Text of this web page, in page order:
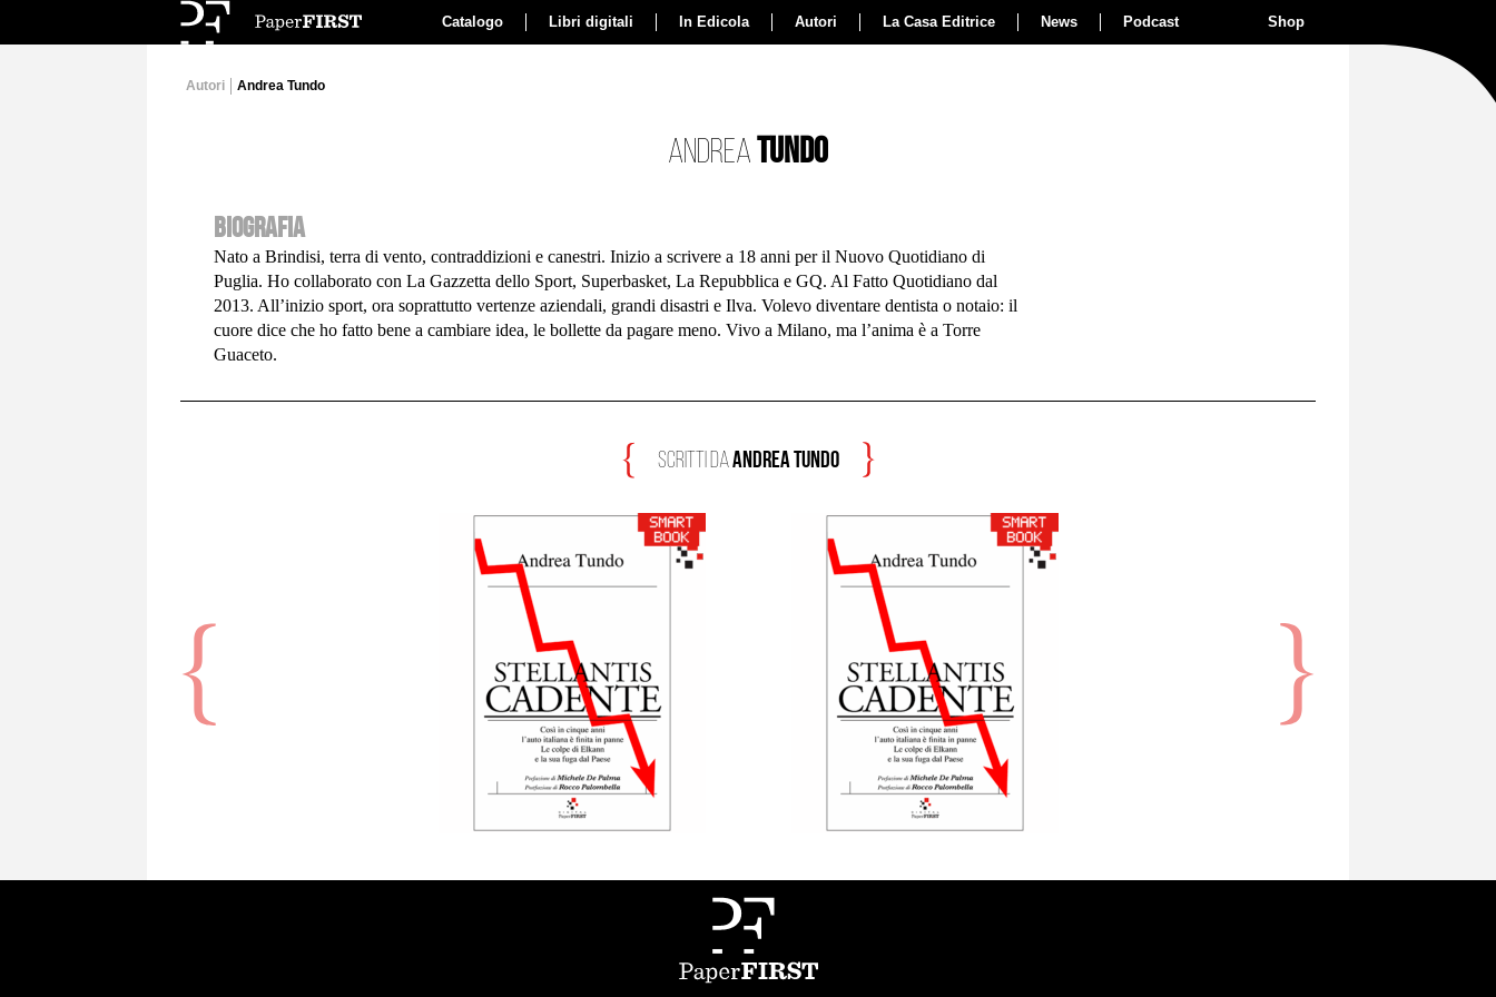
Catalogo Libri digitali In Edicola Autori La Casa Editrice News Podcast Shop
Autori Andrea Tundo
AndreaTundo
BIOGRAFIA
Nato a Brindisi, terra di vento, contraddizioni e canestri. Inizio a scrivere a 18 anni per il Nuovo Quotidiano di
Puglia. Ho collaborato con La Gazzetta dello Sport, Superbasket, La Repubblica e GQ. Al Fatto Quotidiano dal
2013. All’inizio sport, ora soprattutto vertenze aziendali, grandi disastri e Ilva. Volevo diventare dentista o notaio: il
cuore dice che ho fatto bene a cambiare idea, le bollette da pagare meno. Vivo a Milano, ma l’anima è a Torre
Guaceto.
scritti daAndrea Tundo